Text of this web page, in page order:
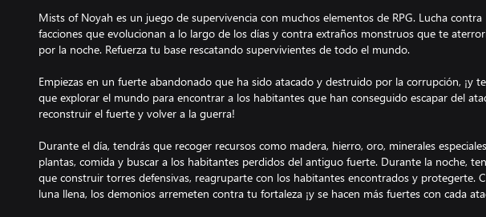
Mists of Noyah es un juego de supervivencia con muchos elementos de RPG. Lucha contra
facciones que evolucionan a lo largo de los días y contra extraños monstruos que te
por la noche. Refuerza tu base rescatando supervivientes de todo el mundo.
Empiezas en un fuerte abandonado que ha sido atacado y destruido por la corrupción, ¡y
que explorar el mundo para encontrar a los habitantes que han conseguido escapar del
reconstruir el fuerte y volver a la guerra!
Durante el día, tendrás que recoger recursos como madera, hierro, oro, minerales
plantas, comida y buscar a los habitantes perdidos del antiguo fuerte. Durante la noche,
que construir torres defensivas, reagruparte con los habitantes encontrados y protegerte.
luna llena, los demonios arremeten contra tu fortaleza ¡y se hacen más fuertes con cada